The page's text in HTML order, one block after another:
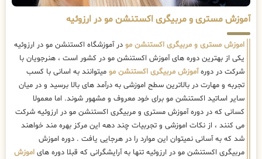
آموزش مستری و مربیگری اکستنشن مو در ارزوئیه
اموزش مستری و مربیگری اکستنشن مو در آموزشگاه اکستنشن مو در ارزوئیه
یکی از بهترین دوره های آموزش اکستنشن مو در کشور است ، هنرجویان با
شرکت در دورهآموزش مربیگری اکستنشن مو میتوانند به اسانی با کسب
تجربه و مهارت در بالاترین سطح اموزشی به درآمد های بالا برسید و در میان
سایر اساتید اکستنشن مو برای خود معروف و مشهور شوند. اما معمولا
کسانی که در دوره آموزش مستری و مربیگری اکستنشن مو در ارزوئیه شرکت
می کنند ، از نکات اموزشی و تجربیات چند دهه این مرکز بهره مند خواهند
شد که به آسانی نمیتوان این موارد را در هرجایی یافت . دوره اموزش
مربیگری اکستنشن مو در ارزوئیه تنها به آرایشگرانی که قبلا دوره های اموزش